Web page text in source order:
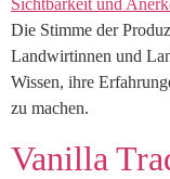
Die Stimme der
Landwirtinnen und
Wissen, ihre
zu machen.
Vanilla